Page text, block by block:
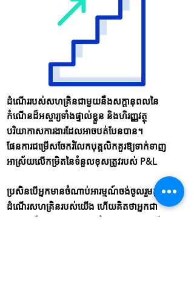
ដំណើររបស់សហគ្រិនជាមួយនឹងសក្ដានុពលនៃ
កំណើនដ៏អស្ចារ្យទាំងផ្ទាល់ខ្លួន និងហិរញ្ញវត្ថុ
បរិយាកាសការងារដែលអាចបត់បែនបាន។
ផែនការជម្រើសចែករំលែកបុគ្គលិកគួរឱ្យទាក់ទាញ
អាស្រ័យលើកម្រិតនៃទំនួលខុសត្រូវរបស់ P&L
ប្រសិនបើអ្នកមានចំណាប់អារម្មណ៍ចង់ចូលរួមក្នុង
ដំណើរសហគ្រិនរបស់យើង ហើយគិតថាអ្នកជា